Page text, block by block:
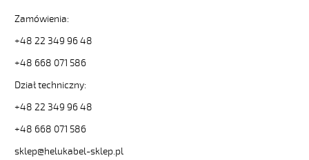
C
Kabel
elastyczny
żyły
ekran.
od
[kod:
Zamówienia:
+48 22 349 96 48
+48 668 071 586
Dział techniczny:
+48 22 349 96 48
+48 668 071 586
sklep@helukabel-sklep.pl